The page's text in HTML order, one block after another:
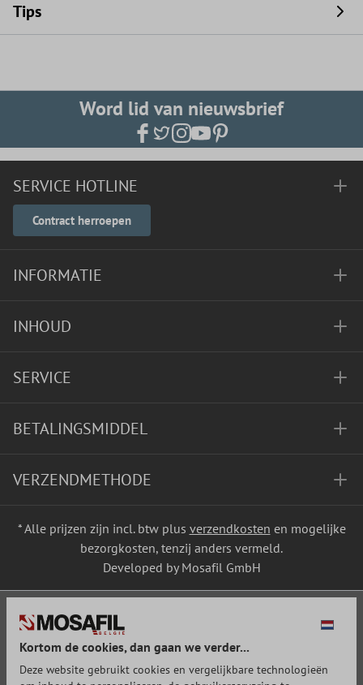
Tips
Word lid van nieuwsbrief
SERVICE HOTLINE
Contract herroepen
INFORMATIE
INHOUD
SERVICE
BETALINGSMIDDEL
VERZENDMETHODE
* Alle prijzen zijn incl. btw plus verzendkosten en mogelijke
bezorgkosten, tenzij anders vermeld.
Developed by Mosafil GmbH
Kortom de cookies, dan gaan we verder...
Deze website gebruikt cookies en vergelijkbare technologieën